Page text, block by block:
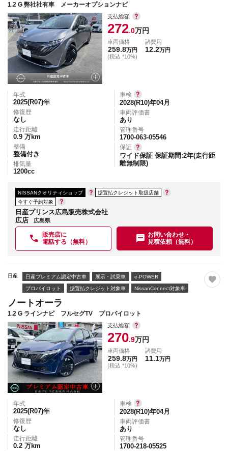
1.2 G 弊社社有車 メーカーオプションナビ
支払総額
272.0万円
車両価格
259.8万円
(税込 *10%)
諸費用
12.2万円
年式
2025(R07)年
修復歴
なし
走行距離
0.9 万km
整備
整備付き
排気量
1200cc
車検
2028(R10)年04月
車両評価書
あり
管理番号
1700-063-05546
保証
ワイド保証 保証期間:2年(走行距
離無制限)
NISSANクオリティショップ
据置払クレジット取扱店舗
今すぐ予約対象
日産プリンス広島販売株式会社
広店
広島県
販売店に
電話する（無料）
お問い合わせ・
見積依頼（無料）
日産 日産プレミアム認定中古車 展示・試乗車 e-POWER
プロパイロット 据置払クレジット対象車 NissanConnect対象車
ノートオーラ
1.2 G ラインナビ フルセグTV プロパイロット
支払総額
270.9万円
車両価格
259.8万円
(税込 *10%)
諸費用
11.1万円
年式
2025(R07)年
修復歴
なし
走行距離
0.2 万km
車検
2028(R10)年04月
車両評価書
あり
管理番号
1700-218-05525